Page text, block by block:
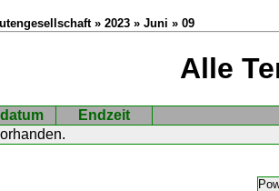
» 2023 » Juni » 09
Alle
Endzeit